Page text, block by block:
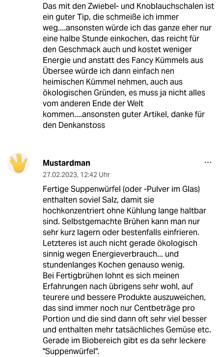
Das mit den Zwiebel- und Knoblauchschalen ist
ein guter Tip, die schmeiße ich immer
weg....ansonsten würde ich das ganze eher nur
eine halbe Stunde einkochen, das reicht für
den Geschmack auch und kostet weniger
Energie und anstatt des Fancy Kümmels aus
Übersee würde ich dann einfach nen
heimischen Kümmel nehmen, auch aus
ökologischen Gründen, es muss ja nicht alles
vom anderen Ende der Welt
kommen....ansonsten guter Artikel, danke für
den Denkanstoss
Mustardman
27.02.2023, 12:42 Uhr
Fertige Suppenwürfel (oder -Pulver im Glas)
enthalten soviel Salz, damit sie
hochkonzentriert ohne Kühlung lange haltbar
sind. Selbstgemachte Brühen kann man nur
sehr kurz lagern oder bestenfalls einfrieren.
Letzteres ist auch nicht gerade ökologisch
sinnig wegen Energieverbrauch... und
stundenlanges Kochen genauso wenig.
Bei Fertigbrühen lohnt es sich meinen
Erfahrungen nach übrigens sehr wohl, auf
teurere und bessere Produkte auszuweichen,
das sind immer noch nur Centbeträge pro
Portion und die sind dann oft sehr viel besser
und enthalten mehr tatsächliches Gemüse etc.
Gerade im Biobereich gibt es da sehr leckere
"Suppenwürfel".